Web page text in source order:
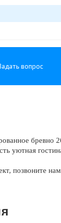
вопрос
бревно
уютная
позвоните